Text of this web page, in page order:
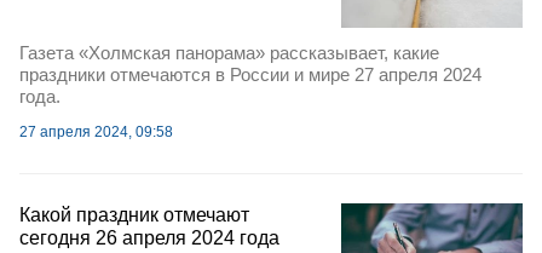
Газета «Холмская панорама» рассказывает, какие
праздники отмечаются в России и мире 27 апреля 2024
года.
27 апреля 2024, 09:58
Какой праздник отмечают
сегодня 26 апреля 2024 года